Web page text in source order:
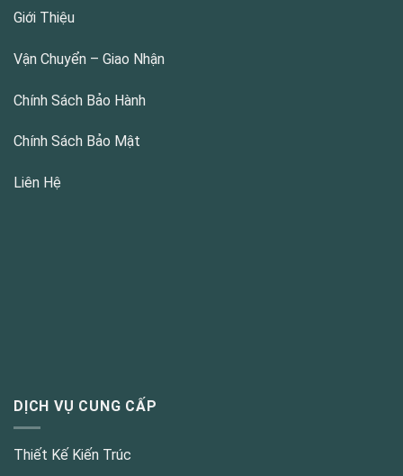
Giới Thiệu
Vận Chuyển – Giao Nhận
Chính Sách Bảo Hành
Chính Sách Bảo Mật
Liên Hệ
DỊCH VỤ CUNG CẤP
Thiết Kế Kiến Trúc